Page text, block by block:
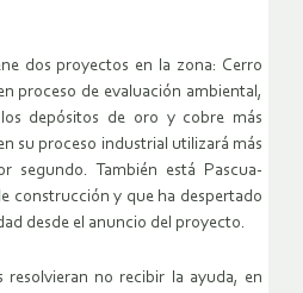
dos proyectos en la zona: Cerro
proceso de evaluación ambiental,
depósitos de oro y cobre más
su proceso industrial utilizará más
segundo. También está Pascua-
construcción y que ha despertado
desde el anuncio del proyecto.
resolvieran no recibir la ayuda, en